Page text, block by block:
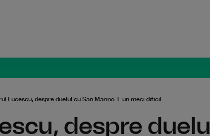
Lucescu, despre duelul cu San Marino: E un meci dificil
despre duelul